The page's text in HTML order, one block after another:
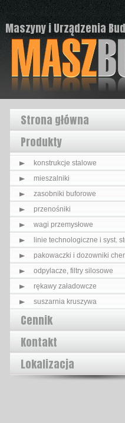
Maszyny i Urządzenia
Strona główna
Produkty
konstrukcje stalowe
mieszalniki
zasobniki buforowe
przenośniki
wagi przemysłowe
linie technologiczne i syst.
pakowaczki i dozowniki
odpylacze, filtry silosowe
rękawy załadowcze
suszarnia kruszywa
Cennik
Kontakt
Lokalizacja